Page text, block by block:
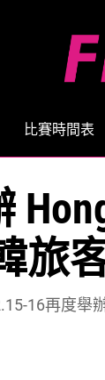
比賽時間表
旅
16再度舉